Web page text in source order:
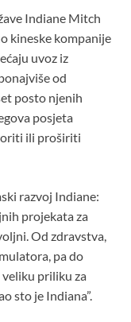
Indiane Mitch
kineske kompanije
uvoz iz
od
posto njenih
posjeta
ili proširiti
razvoj Indiane:
projekata za
Od zdravstva,
pa do
priliku za
sto je Indiana”.